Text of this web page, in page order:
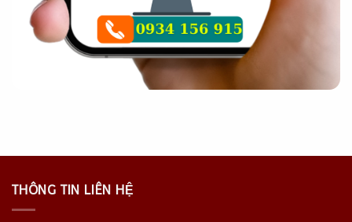
THÔNG TIN LIÊN HỆ